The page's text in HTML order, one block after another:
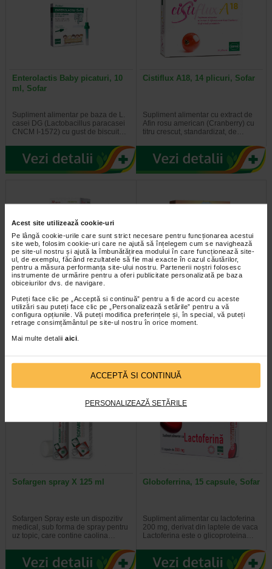
Acest site utilizează cookie-uri
Pe lângă cookie-urile care sunt strict necesare pentru funcționarea acestui
site web, folosim cookie-uri care ne ajută să înțelegem cum se navighează
pe site-ul nostru și ajută la îmbunătățirea modului în care funcționează site-
ul, de exemplu, făcând rezultatele să fie mai exacte în cazul căutărilor,
pentru a măsura performanța site-ului nostru. Partenerii noștri folosesc
instrumente de urmărire pentru a oferi publicitate personalizată pe baza
obiceiurilor dvs. de navigare.
Puteți face clic pe „Acceptă si continuă” pentru a fi de acord cu aceste
utilizări sau puteți face clic pe „Personalizează setările” pentru a vă
configura opțiunile. Vă puteți modifica preferințele și, în special, vă puteți
retrage consimțământul pe site-ul nostru în orice moment.
Mai multe detalii aici
ACCEPTĂ SI CONTINUĂ
PERSONALIZEAZĂ SETĂRILE
Enterolactis Baby picaturi, 10
ml, Sofar
Supliment alimentar pe baza de L.
casei DG (Lactobacillus paracasei
CNCM I-1572) cu gust de biscuit…
Cistiflux A18, 14 plicuri, Sofar
Supliment alimentar cu extract de
Afin rosu american (Cranberry) cu
titru crescut, standardizat, de…
Enterolactis Plus, 30 capsule,
Supliment alimentar pe baza de L.
casei DG (Lacticaseibacillus
Plantalax 3, 20 plicuri,
Plantalax 3 este un supliment
alimentar pe baza de fibre Psyllium
Sofargen spray X 125 ml
Sofargen Spray este un dispozitiv
medical, sub forma de spray pentru
uz topic, care contine caolina…
Globoferrina, 15 capsule, Sofar
Supliment alimentar cu lactoferina
200 mg, derivat din laptele de vaca
Lactoferina este o glicoproteina…